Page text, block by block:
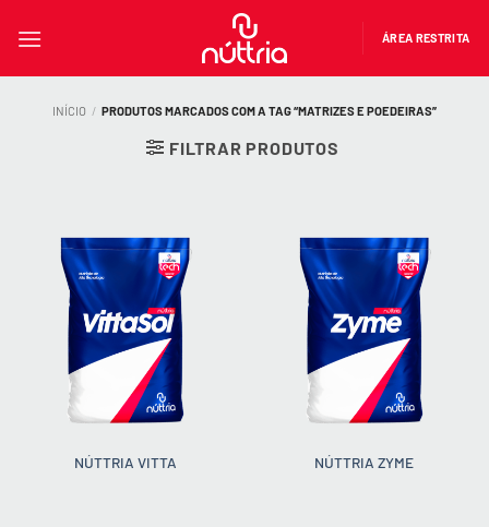
ÁREA RESTRITA
INÍCIO / PRODUTOS MARCADOS COM A TAG “MATRIZES E POEDEIRAS”
FILTRAR PRODUTOS
NÚTTRIA VITTA NÚTTRIA ZYME